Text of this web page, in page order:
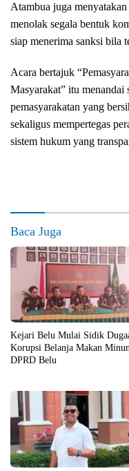
Atambua juga
menolak segala bentuk
siap menerima sanksi bila
Acara bertajuk
Masyarakat” itu menandai
pemasyarakatan yang
sekaligus mempertegas
sistem hukum yang
Baca Juga
Kejari Belu Mulai Sidik
Korupsi Belanja Makan
DPRD Belu